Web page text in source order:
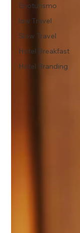
Enoturismo
low Travel
Slow Travel
Hotel Breakfast
Hotel Branding